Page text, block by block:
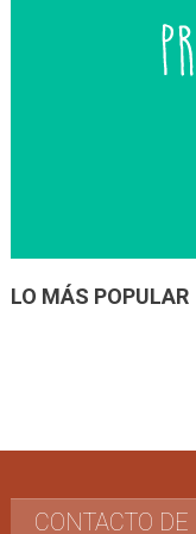
LO MÁS POPULAR
CONTACTO